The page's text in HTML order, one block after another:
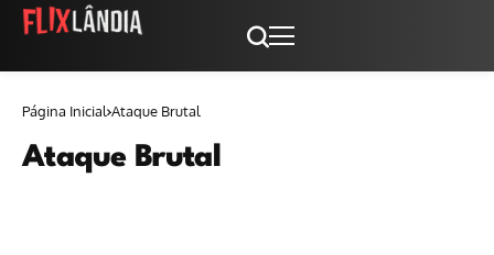
Página Inicial Ataque Brutal
Ataque Brutal